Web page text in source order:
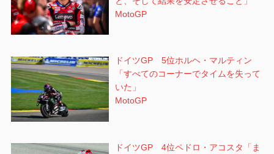
MotoGP
ドイツGP 5位ホルヘ・マルティン
「すべてのコーナーでタイムを失って
いた」
MotoGP
ドイツGP 4位ペドロ・アコスタ「ま